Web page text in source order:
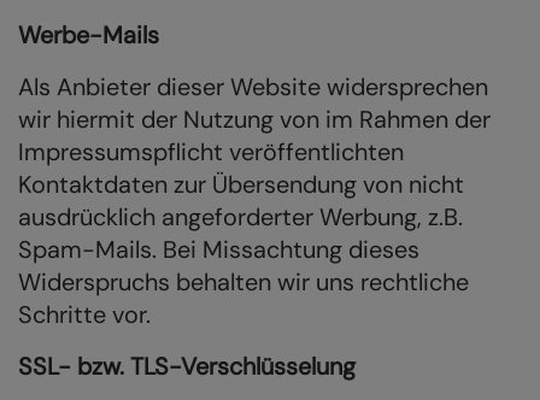
Werbe-Mails
Als Anbieter dieser Website widersprechen
wir hiermit der Nutzung von im Rahmen der
Impressumspflicht veröffentlichten
Kontaktdaten zur Übersendung von nicht
ausdrücklich angeforderter Werbung, z.B.
Spam-Mails. Bei Missachtung dieses
Widerspruchs behalten wir uns rechtliche
Schritte vor.
SSL- bzw. TLS-Verschlüsselung